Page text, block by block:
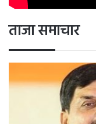
ताजा समाचार